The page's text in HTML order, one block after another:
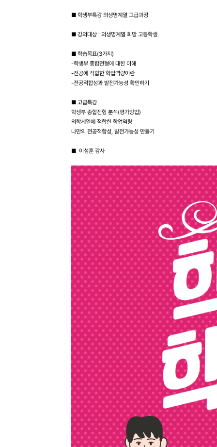
■ 학생부특강 의생명계열 고급과정
■ 강의대상 : 의생명계열 희망 고등학생
■ 학습목표(3가지)
-학생부 종합전형에 대한 이해
-전공에 적합한 학업역량이란
-전공적합성과 발전가능성 확인하기
■ 고급특강
학생부 종합전형 분석(평가방법)
의학게열에 적합한 학업역량
나만의 전공적합성, 발전가능성 만들기
■ 이성훈 강사